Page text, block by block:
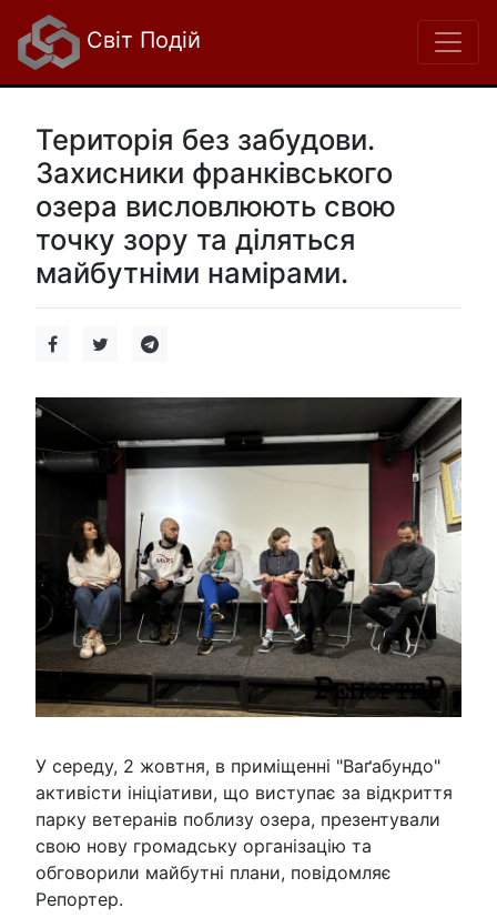
Світ Подій
Територія без забудови.
Захисники франківського
озера висловлюють свою
точку зору та діляться
майбутніми намірами.
У середу, 2 жовтня, в приміщенні "Ваґабундо"
активісти ініціативи, що виступає за відкриття
парку ветеранів поблизу озера, презентували
свою нову громадську організацію та
обговорили майбутні плани, повідомляє
Репортер.